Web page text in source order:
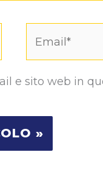
e sito web in